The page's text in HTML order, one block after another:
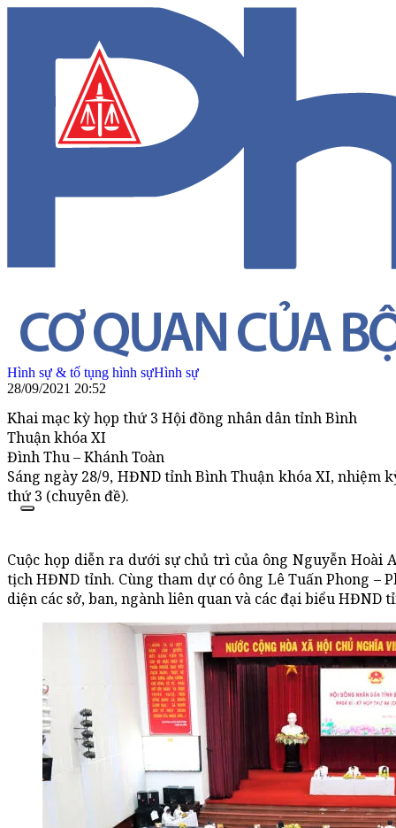
Hình sự & tố tụng hình sựHình sự
28/09/2021 20:52
Khai mạc kỳ họp thứ 3 Hội đồng nhân dân tỉnh Bình
Thuận khóa XI
Đình Thu – Khánh Toàn
Sáng ngày 28/9, HĐND tỉnh Bình Thuận khóa XI, nhiệm
thứ 3 (chuyên đề).
Cuộc họp diễn ra dưới sự chủ trì của ông Nguyễn Hoài
tịch HĐND tỉnh. Cùng tham dự có ông Lê Tuấn Phong –
diện các sở, ban, ngành liên quan và các đại biểu HĐND